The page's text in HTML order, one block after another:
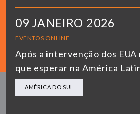
09 JANEIRO 2026
EVENTOS ONLINE
Após a intervenção dos EUA
que esperar na América
AMÉRICA DO SUL